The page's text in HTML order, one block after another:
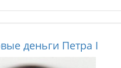
деньги Петра I